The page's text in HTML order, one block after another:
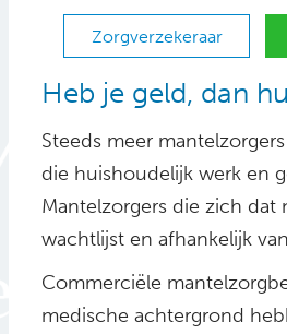
Zorgverzekeraar
Heb je geld, dan
Steeds meer
die huishoudelijk werk en
Mantelzorgers die zich
wachtlijst en afhankelijk
Commerciële
medische achtergrond